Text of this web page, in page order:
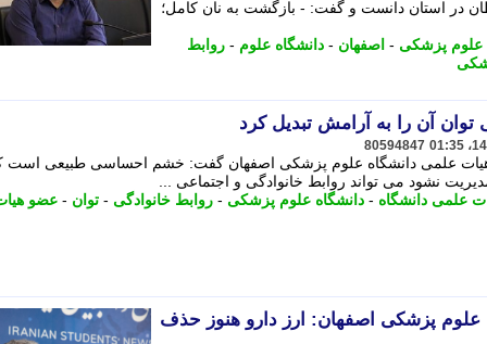
در استان دانست و گفت: - بازگشت به نان کامل؛
علوم پزشکی - اصفهان - دانشگاه علوم - روابط
آن را به آرامش تبدیل کرد
80594847
علمی دانشگاه علوم پزشکی اصفهان گفت: خشم احساسی طبیعی است
نشود می تواند روابط خانوادگی و اجتماعی ...
علمی دانشگاه - دانشگاه علوم پزشکی - روابط خانوادگی - توان - عضو
علوم پزشکی اصفهان: ارز دارو هنوز حذف